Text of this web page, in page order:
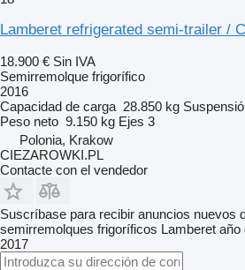
Lamberet refrigerated semi-trailer /
18.900 € Sin IVA
Semirremolque frigorífico
2016
Capacidad de carga 28.850 kg
Peso neto 9.150 kg Ejes 3
Polonia, Krakow
CIEZAROWKI.PL
Contacte con el vendedor
Suscríbase para recibir anuncios nuevos
semirremolques frigoríficos Lamberet año
2017